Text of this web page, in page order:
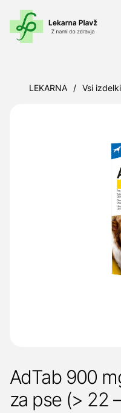
LEKARNA / Vsi izdelki
AdTab 900
za pse (> 22